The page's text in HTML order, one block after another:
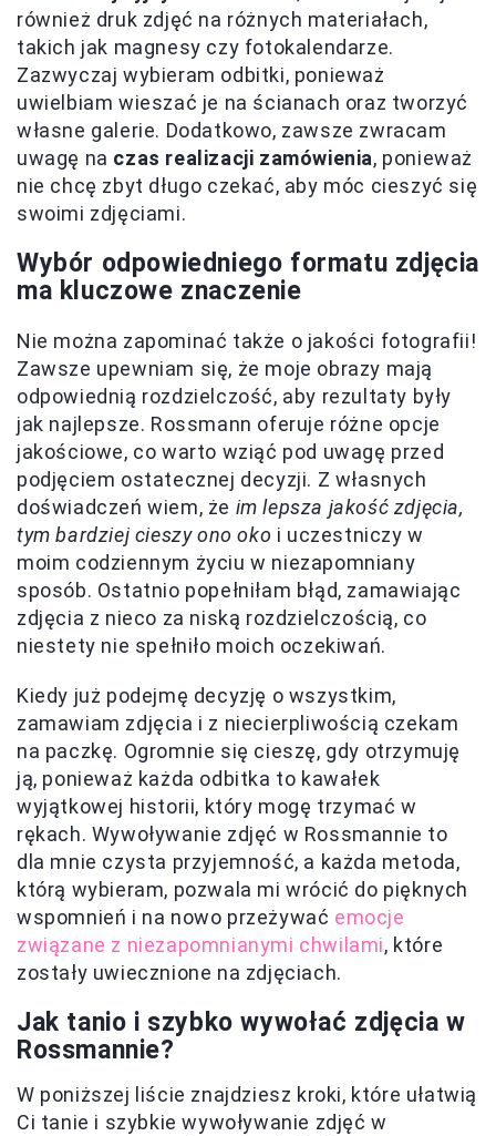
również druk zdjęć na różnych materiałach,
takich jak magnesy czy fotokalendarze.
Zazwyczaj wybieram odbitki, ponieważ
uwielbiam wieszać je na ścianach oraz tworzyć
własne galerie. Dodatkowo, zawsze zwracam
uwagę na czas realizacji zamówienia, ponieważ
nie chcę zbyt długo czekać, aby móc cieszyć się
swoimi zdjęciami.
Wybór odpowiedniego formatu zdjęcia
ma kluczowe znaczenie
Nie można zapominać także o jakości fotografii!
Zawsze upewniam się, że moje obrazy mają
odpowiednią rozdzielczość, aby rezultaty były
jak najlepsze. Rossmann oferuje różne opcje
jakościowe, co warto wziąć pod uwagę przed
podjęciem ostatecznej decyzji. Z własnych
doświadczeń wiem, że im lepsza jakość zdjęcia,
tym bardziej cieszy ono oko i uczestniczy w
moim codziennym życiu w niezapomniany
sposób. Ostatnio popełniłam błąd, zamawiając
zdjęcia z nieco za niską rozdzielczością, co
niestety nie spełniło moich oczekiwań.
Kiedy już podejmę decyzję o wszystkim,
zamawiam zdjęcia i z niecierpliwością czekam
na paczkę. Ogromnie się cieszę, gdy otrzymuję
ją, ponieważ każda odbitka to kawałek
wyjątkowej historii, który mogę trzymać w
rękach. Wywoływanie zdjęć w Rossmannie to
dla mnie czysta przyjemność, a każda metoda,
którą wybieram, pozwala mi wrócić do pięknych
wspomnień i na nowo przeżywać emocje
związane z niezapomnianymi chwilami, które
zostały uwiecznione na zdjęciach.
Jak tanio i szybko wywołać zdjęcia w
Rossmannie?
W poniższej liście znajdziesz kroki, które ułatwią
Ci tanie i szybkie wywoływanie zdjęć w